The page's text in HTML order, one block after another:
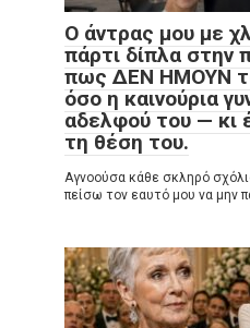
Ο άντρας μου με
πάρτι δίπλα στην
πως ΔΕΝ ΗΜΟΥΝ
όσο η καινούρια
αδελφού του — κι
τη θέση του.
Αγνοούσα κάθε σκληρό
πείσω τον εαυτό μου να μην